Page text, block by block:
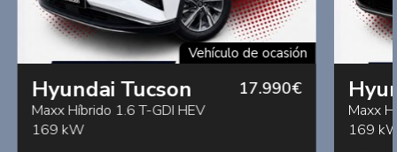
Vehículo de ocasión
Hyundai Tucson
Maxx Híbrido 1.6 T-GDI HEV
169 kW
17.990€
Maxx
169